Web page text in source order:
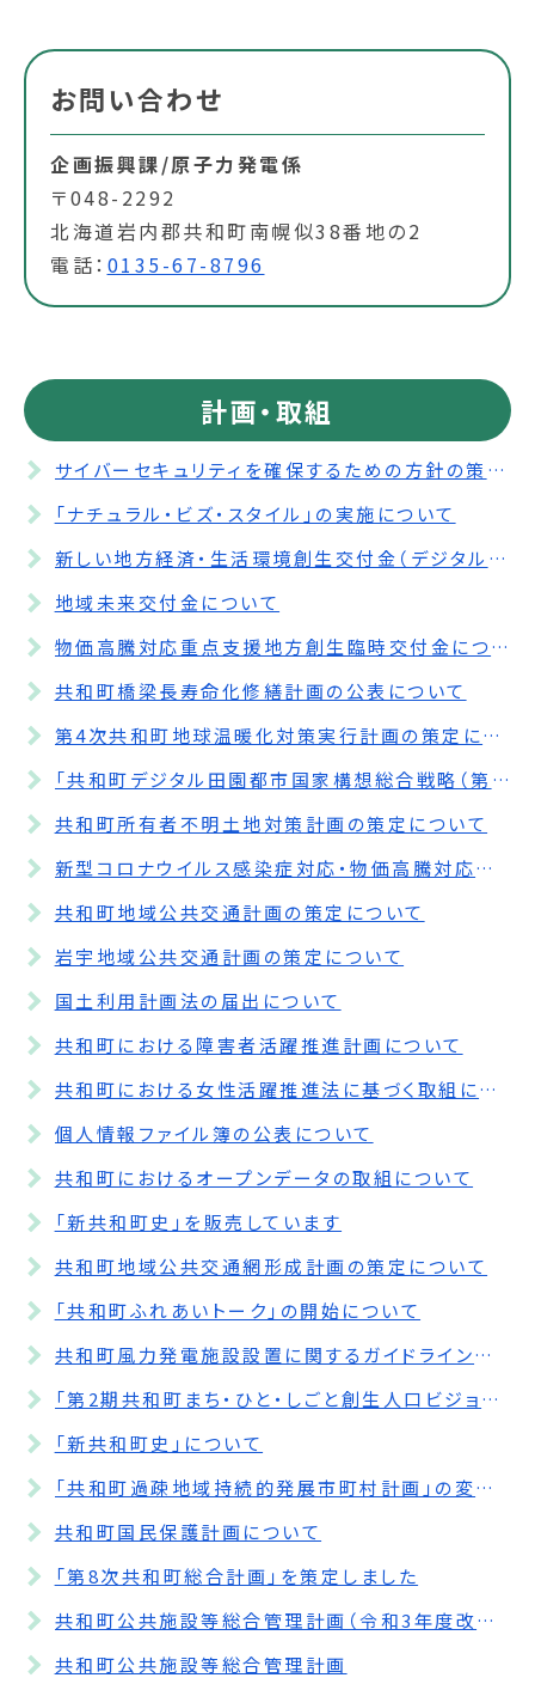
お問い合わせ
企画振興課/原子力発電係
〒048-2292
北海道岩内郡共和町南幌似38番地の2
電話： 0135-67-8796
計画・取組
サイバーセキュリティを確保するための方針の策定について
「ナチュラル・ビズ・スタイル」の実施について
新しい地方経済・生活環境創生交付金（デジタル実装型）について
地域未来交付金について
物価高騰対応重点支援地方創生臨時交付金について
共和町橋梁長寿命化修繕計画の公表について
第4次共和町地球温暖化対策実行計画の策定について
「共和町デジタル田園都市国家構想総合戦略（第3期共和町まち・ひと・しごと創生人口ビジョン・総合戦略）」の策定について
共和町所有者不明土地対策計画の策定について
新型コロナウイルス感染症対応・物価高騰対応重点支援地方創生臨時交付金について
共和町地域公共交通計画の策定について
岩宇地域公共交通計画の策定について
国土利用計画法の届出について
共和町における障害者活躍推進計画について
共和町における女性活躍推進法に基づく取組について
個人情報ファイル簿の公表について
共和町におけるオープンデータの取組について
「新共和町史」を販売しています
共和町地域公共交通網形成計画の策定について
「共和町ふれあいトーク」の開始について
共和町風力発電施設設置に関するガイドラインの制定について
「第2期共和町まち・ひと・しごと創生人口ビジョン・総合戦略」の一部改訂について
「新共和町史」について
「共和町過疎地域持続的発展市町村計画」の変更について
共和町国民保護計画について
「第8次共和町総合計画」を策定しました
共和町公共施設等総合管理計画（令和3年度改訂版）の公表について
共和町公共施設等総合管理計画